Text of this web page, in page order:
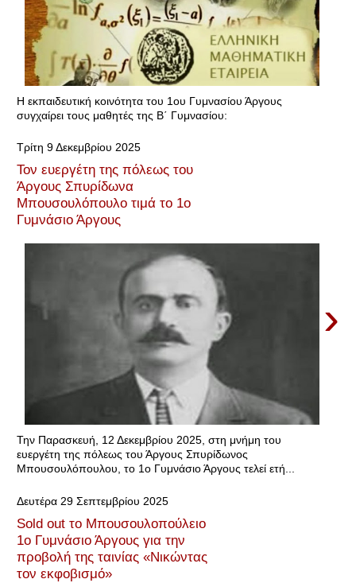
Η εκπαιδευτική κοινότητα του 1ου Γυμνασίου Άργους
συγχαίρει τους μαθητές της Β΄ Γυμνασίου:
Τρίτη 9 Δεκεμβρίου 2025
Τον ευεργέτη της πόλεως του
Άργους Σπυρίδωνα
Μπουσουλόπουλο τιμά το 1ο
Γυμνάσιο Άργους
›
Την Παρασκευή, 12 Δεκεμβρίου 2025, στη μνήμη του
ευεργέτη της πόλεως του Άργους Σπυρίδωνος
Μπουσουλόπουλου, το 1ο Γυμνάσιο Άργους τελεί ετή...
Δευτέρα 29 Σεπτεμβρίου 2025
Sold out το Μπουσουλοπούλειο
1ο Γυμνάσιο Άργους για την
προβολή της ταινίας «Νικώντας
τον εκφοβισμό»